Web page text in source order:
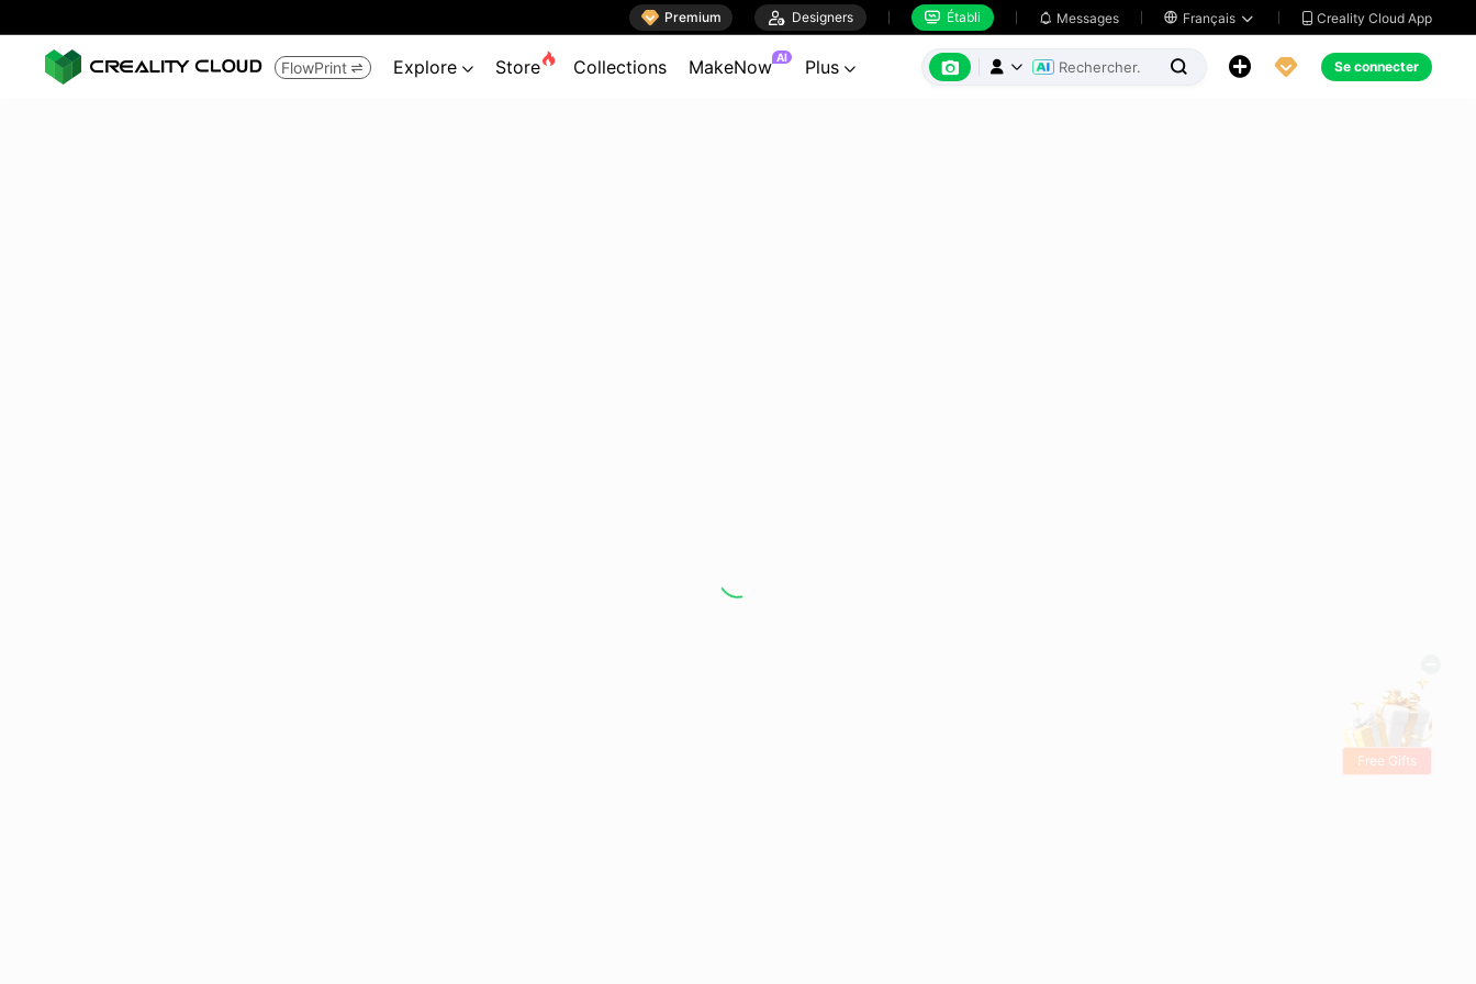
 Premium  Designers  Établi  Messages  Français   Creality Cloud App
FlowPrint  Explore  Store Collections MakeNow AI Plus        Se connecter
Free Gifts